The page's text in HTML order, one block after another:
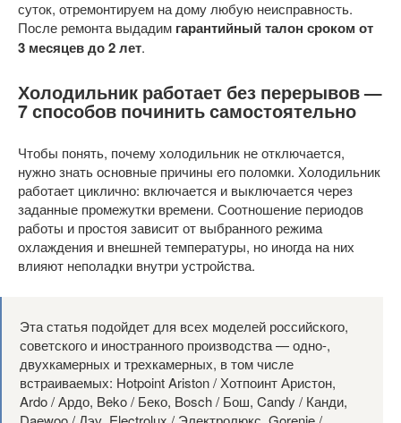
суток, отремонтируем на дому любую неисправность.
После ремонта выдадим гарантийный талон сроком от
3 месяцев до 2 лет.
Холодильник работает без перерывов —
7 способов починить самостоятельно
Чтобы понять, почему холодильник не отключается,
нужно знать основные причины его поломки. Холодильник
работает циклично: включается и выключается через
заданные промежутки времени. Соотношение периодов
работы и простоя зависит от выбранного режима
охлаждения и внешней температуры, но иногда на них
влияют неполадки внутри устройства.
Эта статья подойдет для всех моделей российского,
советского и иностранного производства — одно-,
двухкамерных и трехкамерных, в том числе
встраиваемых: Hotpoint Ariston / Хотпоинт Аристон,
Ardo / Ардо, Beko / Беко, Bosch / Бош, Candy / Канди,